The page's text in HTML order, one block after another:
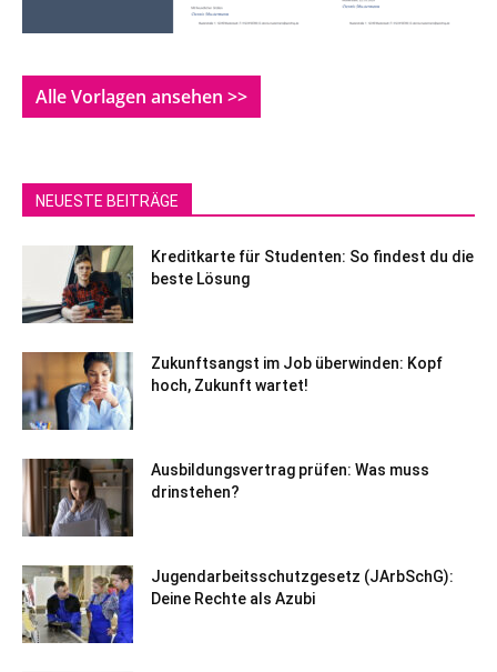
Alle Vorlagen ansehen >>
NEUESTE BEITRÄGE
Kreditkarte für Studenten: So findest du die
beste Lösung
Zukunftsangst im Job überwinden: Kopf
hoch, Zukunft wartet!
Ausbildungsvertrag prüfen: Was muss
drinstehen?
Jugendarbeitsschutzgesetz (JArbSchG):
Deine Rechte als Azubi